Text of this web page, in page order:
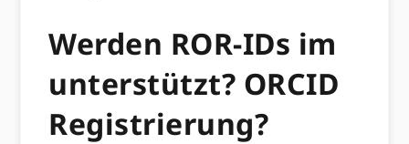
Werden ROR-IDs im
unterstützt? ORCID
Registrierung?